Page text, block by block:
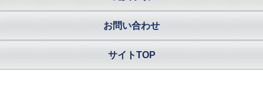
お問い合わせ
サイトTOP